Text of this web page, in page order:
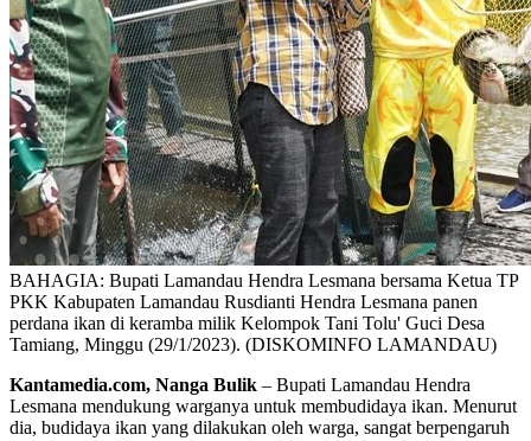
BAHAGIA: Bupati Lamandau Hendra Lesmana bersama Ketua TP
PKK Kabupaten Lamandau Rusdianti Hendra Lesmana panen
perdana ikan di keramba milik Kelompok Tani Tolu' Guci Desa
Tamiang, Minggu (29/1/2023). (DISKOMINFO LAMANDAU)
Kantamedia.com, Nanga Bulik – Bupati Lamandau Hendra
Lesmana mendukung warganya untuk membudidaya ikan. Menurut
dia, budidaya ikan yang dilakukan oleh warga, sangat berpengaruh